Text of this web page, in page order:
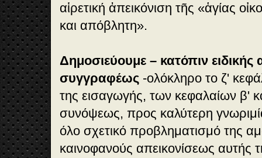
αἱρετική ἀπεικόνιση τῆς «ἁγίας
και απόβλητη».
Δημοσιεύουμε – κατόπιν ειδικής
συγγραφέως -ολόκληρο το ζ'
της εισαγωγής, των κεφαλαίων β'
συνόψεως, προς καλύτερη
όλο σχετικό προβληματισμό της
καινοφανούς απεικονίσεως αυτής